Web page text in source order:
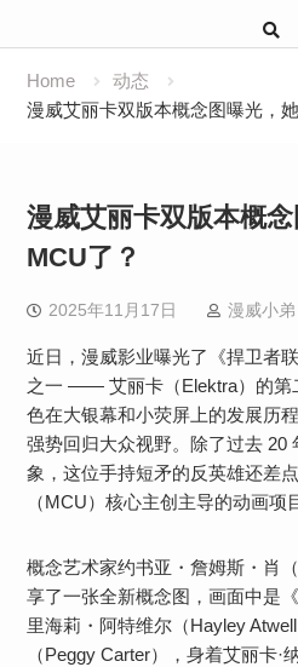
Home
动态
漫威艾丽卡双版本概念图曝光，
漫威艾丽卡双版本概
MCU了？
2025年11月17日 漫威小弟
近日，漫威影业曝光了《捍卫者
之一 —— 艾丽卡（Elektra）的第
色在大银幕和小荧屏上的发展历
强势回归大众视野。除了过去 20
象，这位手持短矛的反英雄还差
（MCU）核心主创主导的动画项
概念艺术家约书亚・詹姆斯・肖
享了一张全新概念图，画面中是
里海莉・阿特维尔（Hayley
（Peggy Carter），身着艾丽卡·